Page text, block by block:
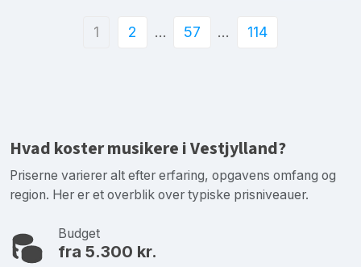
1 2 … 57 … 114
Hvad koster musikere i Vestjylland?
Priserne varierer alt efter erfaring, opgavens omfang og
region. Her er et overblik over typiske prisniveauer.
Budget
fra 5.300 kr.